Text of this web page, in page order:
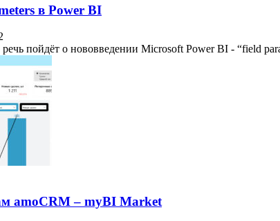
в Power BI
речь пойдёт о нововведении Microsoft Power BI - “field
amoCRM – myBI Market